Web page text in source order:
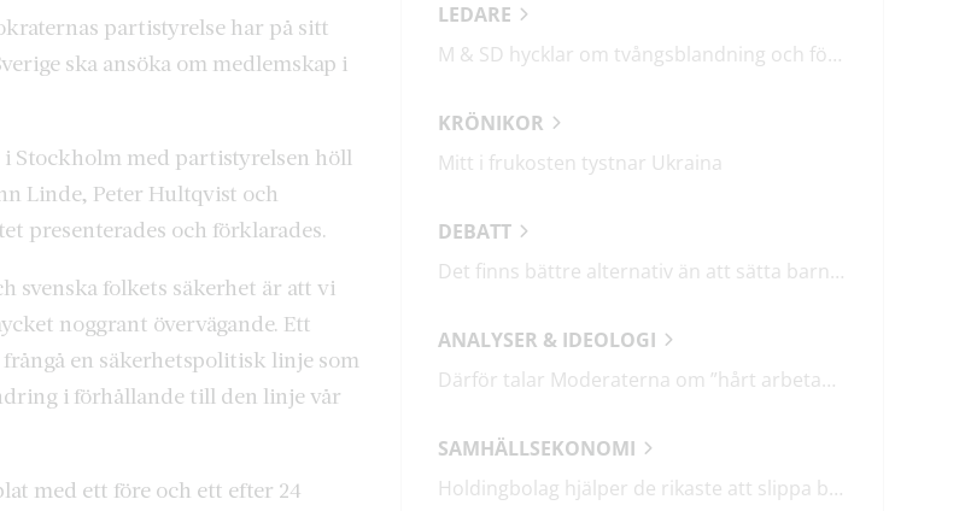
partistyrelse har på sitt
ska ansöka om medlemskap i
Stockholm med partistyrelsen höll
Linde, Peter Hultqvist och
presenterades och förklarades.
svenska folkets säkerhet är att vi
noggrant övervägande. Ett
en säkerhetspolitisk linje som
i förhållande till den linje vår
med ett före och ett efter 24
LEDARE
M & SD hycklar om tvångsblandning och förvärrar segregationen
KRÖNIKOR
Mitt i frukosten tystnar Ukraina
DEBATT
Det finns bättre alternativ än att sätta barn i fängelse
ANALYSER & IDEOLOGI
Därför talar Moderaterna om ”hårt arbetande människor”
SAMHÄLLSEKONOMI
Holdingbolag hjälper de rikaste att slippa betala miljarder i skatt